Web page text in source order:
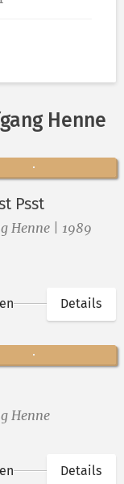
Henne
Psst
Henne | 1989
Details
Henne
Details